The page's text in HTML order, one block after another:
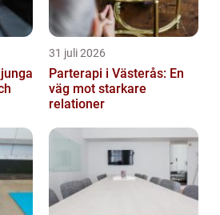
31 juli 2026
Parterapi i Västerås: En
väg mot starkare
relationer